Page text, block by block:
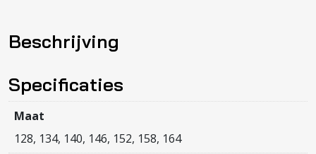
SHORTS
DNM
aantal
Beschrijving
Specificaties
Maat
128, 134, 140, 146, 152, 158, 164